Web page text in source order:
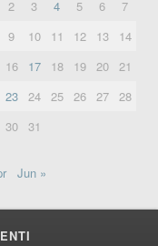
2 3 4 5 6
7
9 10 11 12 13
14
16 17 18 19 20
21
23 24 25 26 27
28
30 31
Jun »